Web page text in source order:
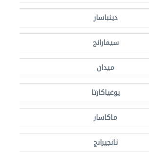
دينباسار
سيمارانج
ميدان
يوغياكارتا
ماكاسار
تانجيرانج